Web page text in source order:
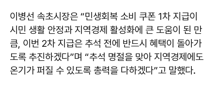
이병선 속초시장은 “민생회복 소비 쿠폰 1차 지급이
시민 생활 안정과 지역경제 활성화에 큰 도움이 된 만
큼, 이번 2차 지급은 추석 전에 반드시 혜택이 돌아가
도록 추진하겠다”며 “추석 명절을 맞아 지역경제에도
온기가 퍼질 수 있도록 총력을 다하겠다”고 말했다.